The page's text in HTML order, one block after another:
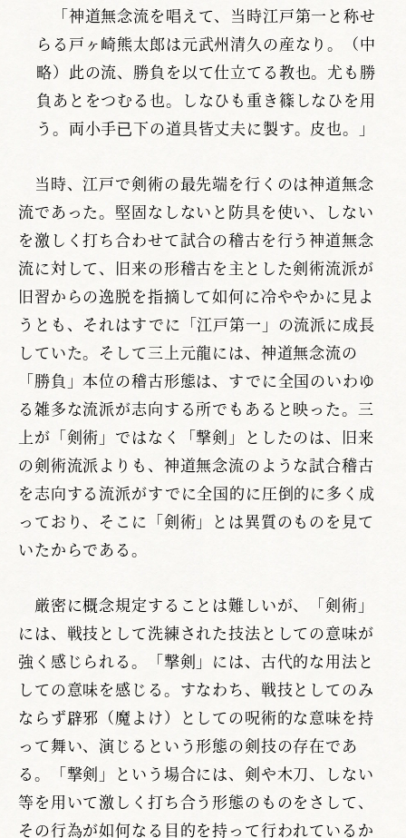
「神道無念流を唱えて、当時江戸第一と称せ
らる戸ヶ崎熊太郎は元武州清久の産なり。（中
略）此の流、勝負を以て仕立てる教也。尤も勝
負あとをつむる也。しなひも重き篠しなひを用
う。両小手已下の道具皆丈夫に製す。皮也。」
当時、江戸で剣術の最先端を行くのは神道無念
流であった。堅固なしないと防具を使い、しない
を激しく打ち合わせて試合の稽古を行う神道無念
流に対して、旧来の形稽古を主とした剣術流派が
旧習からの逸脱を指摘して如何に冷ややかに見よ
うとも、それはすでに「江戸第一」の流派に成長
していた。そして三上元龍には、神道無念流の
「勝負」本位の稽古形態は、すでに全国のいわゆ
る雑多な流派が志向する所でもあると映った。三
上が「剣術」ではなく「撃剣」としたのは、旧来
の剣術流派よりも、神道無念流のような試合稽古
を志向する流派がすでに全国的に圧倒的に多く成
っており、そこに「剣術」とは異質のものを見て
いたからである。
厳密に概念規定することは難しいが、「剣術」
には、戦技として洗練された技法としての意味が
強く感じられる。「撃剣」には、古代的な用法と
しての意味を感じる。すなわち、戦技としてのみ
ならず辟邪（魔よけ）としての呪術的な意味を持
って舞い、演じるという形態の剣技の存在であ
る。「撃剣」という場合には、剣や木刀、しない
等を用いて激しく打ち合う形態のものをさして、
その行為が如何なる目的を持って行われているか